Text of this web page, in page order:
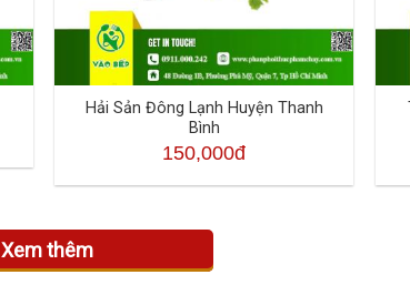
Hải Sản Đông Lạnh Huyện Thanh
Bình
150,000đ
Xem thêm